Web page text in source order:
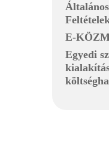
E-
Egyedi